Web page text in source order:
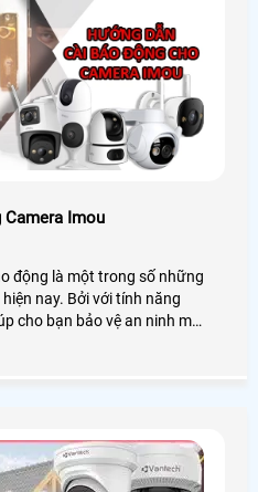
Camera Imou
động là một trong số những
với tính năng
cho bạn bảo vệ an ninh một